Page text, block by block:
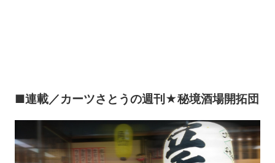
■連載／カーツさとうの週刊★秘境酒場開拓団